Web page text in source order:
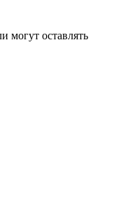
могут оставлять